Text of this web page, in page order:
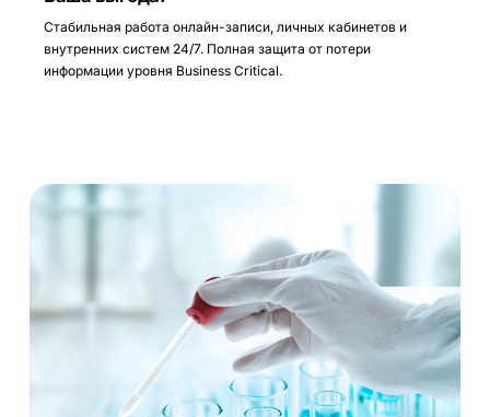
Стабильная работа онлайн-записи, личных кабинетов и
внутренних систем 24/7. Полная защита от потери
информации уровня Business Critical.